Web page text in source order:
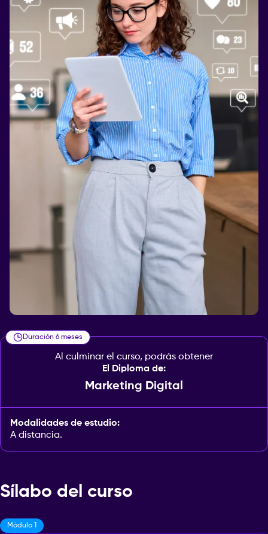
Duración 6 meses
Al culminar el curso, podrás obtener
El Diploma de:
Marketing Digital
Modalidades de estudio:
A distancia.
Sílabo del curso
Módulo 1